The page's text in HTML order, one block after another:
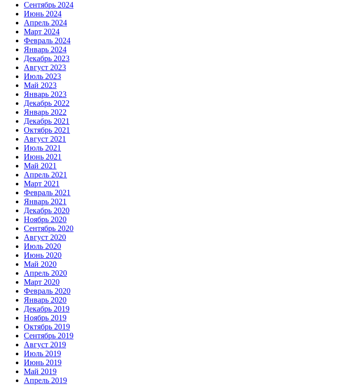
Сентябрь 2024
Июнь 2024
Апрель 2024
Март 2024
Февраль 2024
Январь 2024
Декабрь 2023
Август 2023
Июль 2023
Май 2023
Январь 2023
Декабрь 2022
Январь 2022
Декабрь 2021
Октябрь 2021
Август 2021
Июль 2021
Июнь 2021
Май 2021
Апрель 2021
Март 2021
Февраль 2021
Январь 2021
Декабрь 2020
Ноябрь 2020
Сентябрь 2020
Август 2020
Июль 2020
Июнь 2020
Май 2020
Апрель 2020
Март 2020
Февраль 2020
Январь 2020
Декабрь 2019
Ноябрь 2019
Октябрь 2019
Сентябрь 2019
Август 2019
Июль 2019
Июнь 2019
Май 2019
Апрель 2019